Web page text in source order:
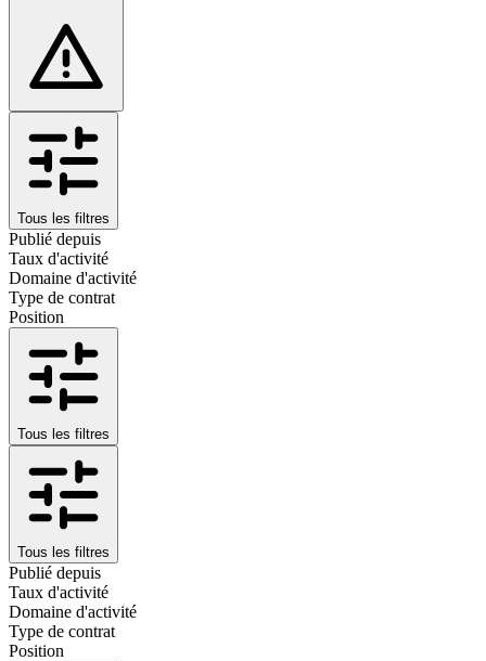
Tous les filtres
Publié depuis
Taux d'activité
Domaine d'activité
Type de contrat
Position
Tous les filtres
Tous les filtres
Publié depuis
Taux d'activité
Domaine d'activité
Type de contrat
Position